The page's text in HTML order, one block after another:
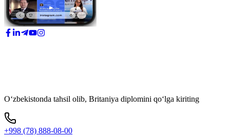
O‘zbekistonda tahsil olib, Britaniya diplomini qo‘lga kiriting
+998 (78) 888-08-00